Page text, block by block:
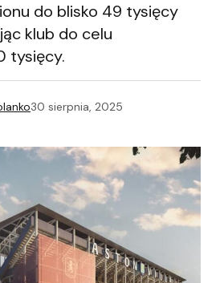
do blisko 49 tysięcy
klub do celu
tysięcy.
30 sierpnia, 2025